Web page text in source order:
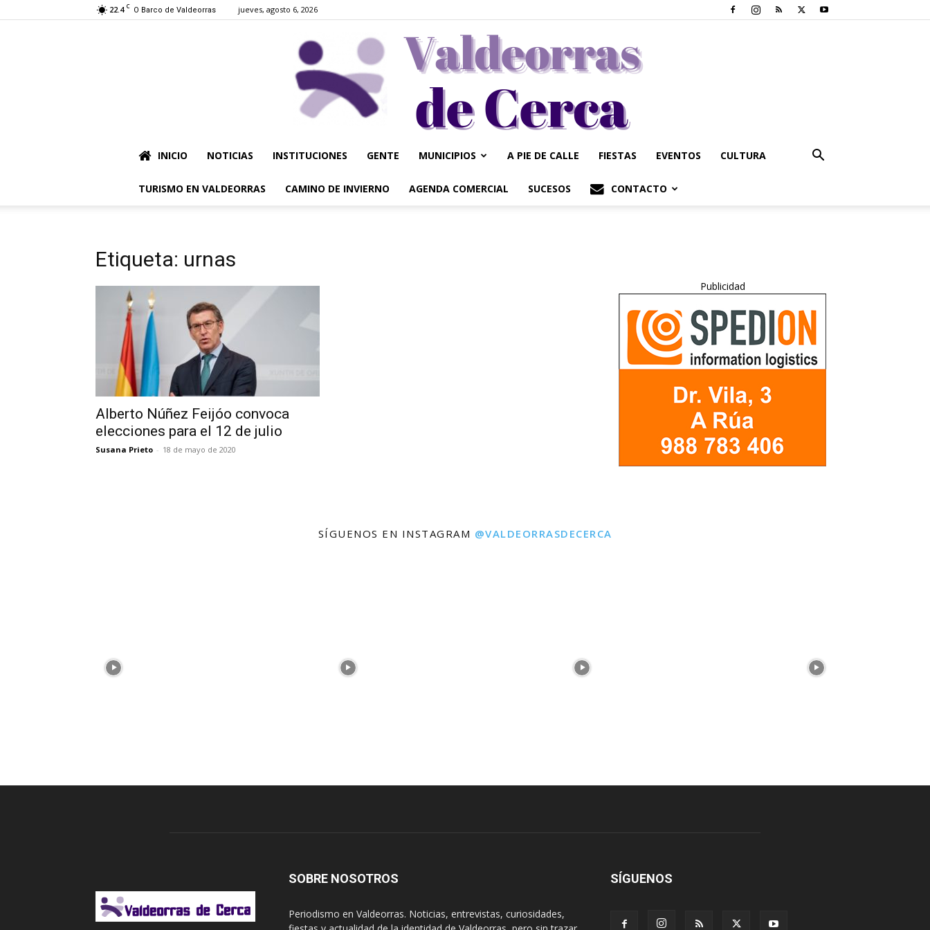
22.4 C O Barco de Valdeorras jueves, agosto 6, 2026
Valdeorrasdecerca
INICIO NOTICIAS INSTITUCIONES GENTE MUNICIPIOS A PIE DE CALLE FIESTAS EVENTOS CULTURA
TURISMO EN VALDEORRAS CAMINO DE INVIERNO AGENDA COMERCIAL SUCESOS CONTACTO
Etiqueta: urnas
Alberto Núñez Feijóo convoca
elecciones para el 12 de julio
Susana Prieto - 18 de mayo de 2020
Publicidad
SÍGUENOS EN INSTAGRAM @VALDEORRASDECERCA
SOBRE NOSOTROS
Periodismo en Valdeorras. Noticias, entrevistas, curiosidades,
SÍGUENOS